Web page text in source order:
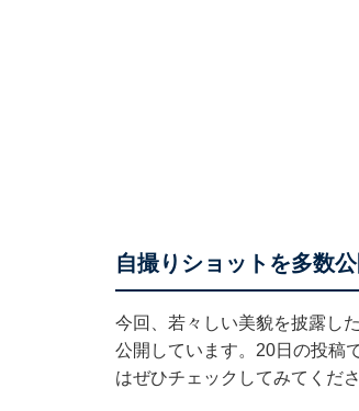
自撮りショットを多数公
今回、若々しい美貌を披露し
公開しています。20日の投稿
はぜひチェックしてみてくださ